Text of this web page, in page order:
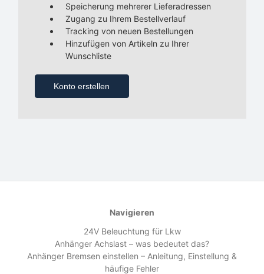
Speicherung mehrerer Lieferadressen
Zugang zu Ihrem Bestellverlauf
Tracking von neuen Bestellungen
Hinzufügen von Artikeln zu Ihrer
Wunschliste
Konto erstellen
Navigieren
24V Beleuchtung für Lkw
Anhänger Achslast – was bedeutet das?
Anhänger Bremsen einstellen – Anleitung, Einstellung &
häufige Fehler